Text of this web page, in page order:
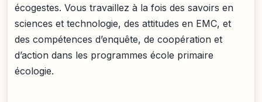
écogestes. Vous travaillez à la fois des savoirs en
sciences et technologie, des attitudes en EMC, et
des compétences d’enquête, de coopération et
d’action dans les programmes école primaire
écologie.